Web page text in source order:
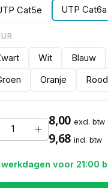
Cat5e UTP Cat6a
Wit Blauw
Oranje Rood
8,00 excl. btw
9,68 incl. btw
werkdagen voor 21:00